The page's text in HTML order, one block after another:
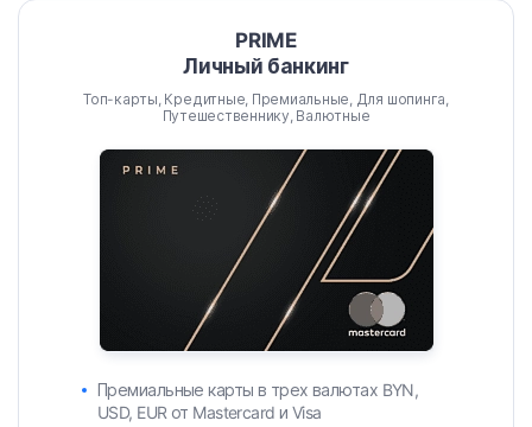
PRIME
Личный банкинг
Топ-карты, Кредитные, Премиальные, Для шопинга,
Путешественнику, Валютные
Премиальные карты в трех валютах BYN,
USD, EUR от Mastercard и Visa